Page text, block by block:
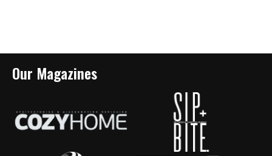
Our Magazines